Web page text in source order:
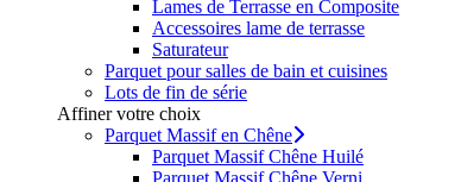
Lames de Terrasse en Composite
Accessoires lame de terrasse
Saturateur
Parquet pour salles de bain et cuisines
Lots de fin de série
Affiner votre choix
Parquet Massif en Chêne
Parquet Massif Chêne Huilé
Parquet Massif Chêne Verni